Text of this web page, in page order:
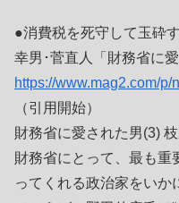
●消費税を死守して玉砕
幸男･菅直人「財務省に
https://www.mag2.com/p/
（引用開始）
財務省に愛された男(3)
財務省にとって、最も重
ってくれる政治家をいか